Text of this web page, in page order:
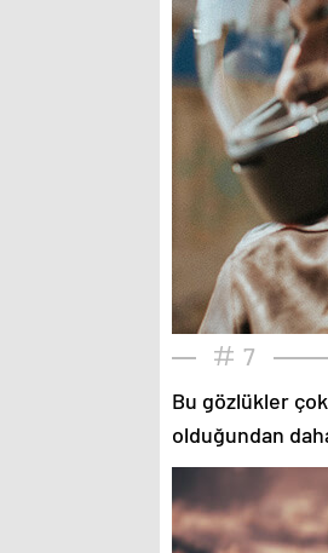
7
Bu gözlükler
olduğundan